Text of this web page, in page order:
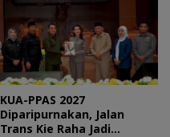
KUA-PPAS 2027
Diparipurnakan, Jalan
Trans Kie Raha Jadi